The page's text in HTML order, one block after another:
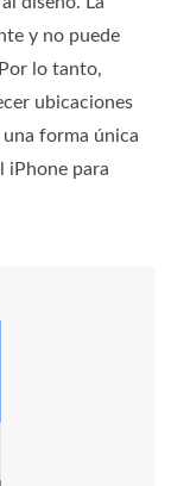
y no puede
lo tanto,
ubicaciones
una forma única
iPhone para